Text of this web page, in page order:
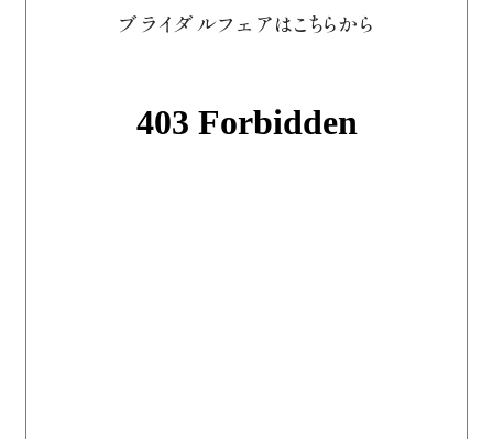
ブライダルフェアはこちらから